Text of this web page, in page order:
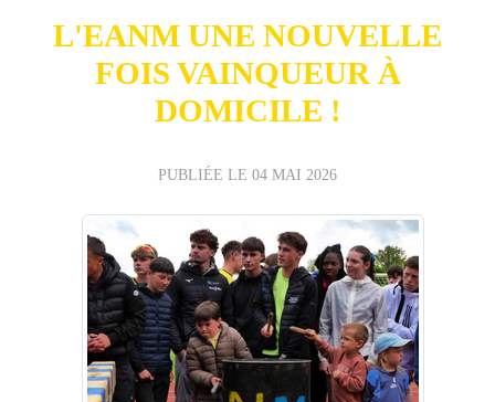
L'EANM UNE NOUVELLE
FOIS VAINQUEUR À
DOMICILE !
PUBLIÉE LE 04 MAI 2026